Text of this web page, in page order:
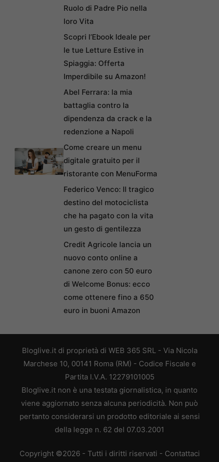
Ruolo di Padre Pio nella
loro Vita
Scopri l’Ebook Ideale per
le tue Letture Estive in
Spiaggia: Offerta
Imperdibile su Amazon!
Abel Ferrara: la mia
battaglia contro la
dipendenza da crack e la
redenzione a Napoli
Come creare un menu
digitale gratuito per il
ristorante con MenuForma
Federico Venco: Il tragico
destino del motociclista
che ha pagato con la vita
un gesto di gentilezza
Credit Agricole lancia un
nuovo conto online a
canone zero con 50 euro
di Welcome Bonus: ecco
come ottenere fino a 650
euro in buoni Amazon
Bloglive.it di proprietà di WEB 365 SRL - Via Nicola
Marchese 10, 00141 Roma (RM) - Codice Fiscale e
Partita I.V.A. 12279101005
Bloglive.it non è una testata giornalistica, in quanto
viene aggiornato senza alcuna periodicità. Non può
pertanto considerarsi un prodotto editoriale ai sensi
della legge n. 62 del 07.03.2001
Copyright ©2026 - Tutti i diritti riservati - Contattaci